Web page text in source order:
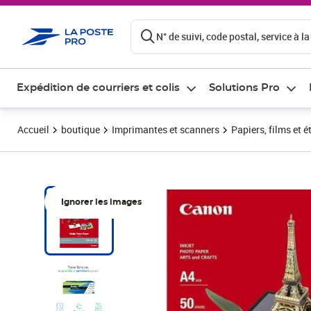
N° de suivi, code postal, service à
Expédition de courriers et colis Solutions Pro
Accueil boutique Imprimantes et scanners Papiers, films et
Ignorer les images